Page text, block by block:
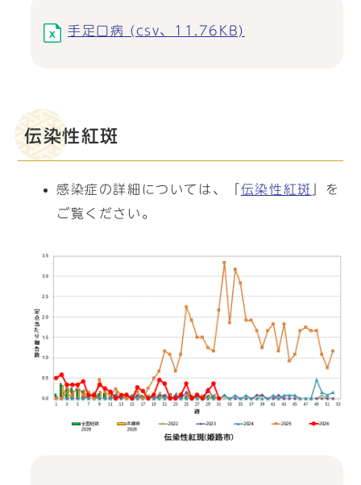
手足口病 (csv、11.76KB)
伝染性紅斑
感染症の詳細については、「伝染性紅斑
」を
ご覧ください。